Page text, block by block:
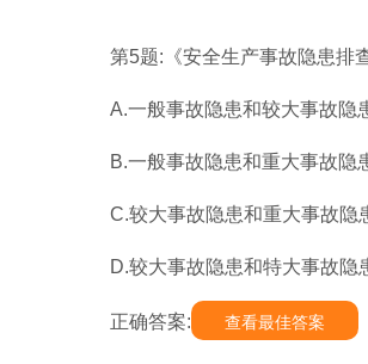
第5题:《安全生产事故隐患排
A.一般事故隐患和较大事故隐
B.一般事故隐患和重大事故隐
C.较大事故隐患和重大事故隐
D.较大事故隐患和特大事故隐
正确答案: 查看最佳答案